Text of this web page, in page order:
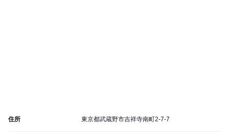
住所 東京都武蔵野市吉祥寺南町2-7-7